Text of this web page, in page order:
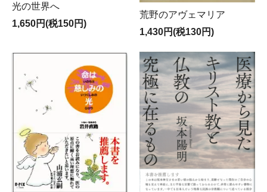
光の世界へ
1,650円(税150円)
荒野のアヴェマリア
1,430円(税130円)